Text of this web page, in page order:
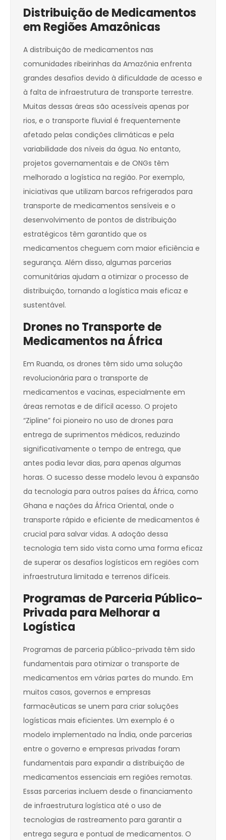
Distribuição de Medicamentos
em Regiões Amazônicas
A distribuição de medicamentos nas
comunidades ribeirinhas da Amazônia enfrenta
grandes desafios devido à dificuldade de acesso e
à falta de infraestrutura de transporte terrestre.
Muitas dessas áreas são acessíveis apenas por
rios, e o transporte fluvial é frequentemente
afetado pelas condições climáticas e pela
variabilidade dos níveis da água. No entanto,
projetos governamentais e de ONGs têm
melhorado a logística na região. Por exemplo,
iniciativas que utilizam barcos refrigerados para
transporte de medicamentos sensíveis e o
desenvolvimento de pontos de distribuição
estratégicos têm garantido que os
medicamentos cheguem com maior eficiência e
segurança. Além disso, algumas parcerias
comunitárias ajudam a otimizar o processo de
distribuição, tornando a logística mais eficaz e
sustentável.
Drones no Transporte de
Medicamentos na África
Em Ruanda, os drones têm sido uma solução
revolucionária para o transporte de
medicamentos e vacinas, especialmente em
áreas remotas e de difícil acesso. O projeto
“Zipline” foi pioneiro no uso de drones para
entrega de suprimentos médicos, reduzindo
significativamente o tempo de entrega, que
antes podia levar dias, para apenas algumas
horas. O sucesso desse modelo levou à expansão
da tecnologia para outros países da África, como
Ghana e nações da África Oriental, onde o
transporte rápido e eficiente de medicamentos é
crucial para salvar vidas. A adoção dessa
tecnologia tem sido vista como uma forma eficaz
de superar os desafios logísticos em regiões com
infraestrutura limitada e terrenos difíceis.
Programas de Parceria Público-
Privada para Melhorar a
Logística
Programas de parceria público-privada têm sido
fundamentais para otimizar o transporte de
medicamentos em várias partes do mundo. Em
muitos casos, governos e empresas
farmacêuticas se unem para criar soluções
logísticas mais eficientes. Um exemplo é o
modelo implementado na Índia, onde parcerias
entre o governo e empresas privadas foram
fundamentais para expandir a distribuição de
medicamentos essenciais em regiões remotas.
Essas parcerias incluem desde o financiamento
de infraestrutura logística até o uso de
tecnologias de rastreamento para garantir a
entrega segura e pontual de medicamentos. O